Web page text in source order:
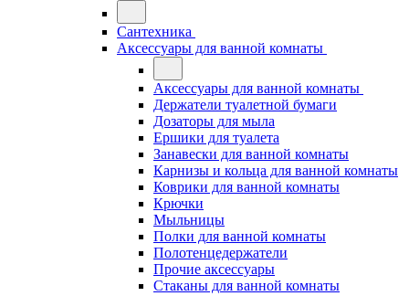
Сантехника
Аксессуары для ванной комнаты
Аксессуары для ванной комнаты
Держатели туалетной бумаги
Дозаторы для мыла
Ершики для туалета
Занавески для ванной комнаты
Карнизы и кольца для ванной комнаты
Коврики для ванной комнаты
Крючки
Мыльницы
Полки для ванной комнаты
Полотенцедержатели
Прочие аксессуары
Стаканы для ванной комнаты